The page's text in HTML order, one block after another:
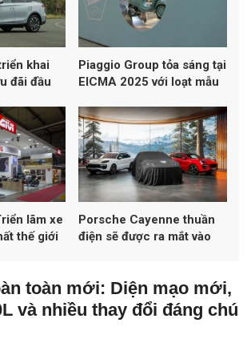
khai
đãi đầu
Piaggio Group tỏa sáng tại
EICMA 2025 với loạt mẫu
Moto Guzzi
lãm xe
thế giới
Porsche Cayenne thuần
điện sẽ được ra mắt vào
toàn mới: Diện mạo mới,
và nhiều thay đổi đáng chú